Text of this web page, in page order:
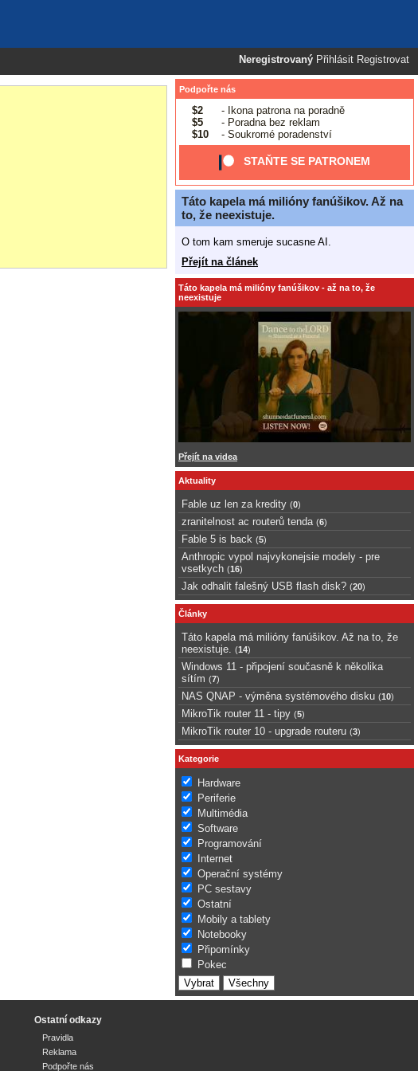
Neregistrovaný Přihlásit Registrovat
Podpořte nás
$2
- Ikona patrona na poradně
$5
- Poradna bez reklam
$10
- Soukromé poradenství
STAŇTE SE PATRONEM
Táto kapela má milióny fanúšikov. Až na
to, že neexistuje.
O tom kam smeruje sucasne AI.
Přejít na článek
Táto kapela má milióny fanúšikov - až na to, že
neexistuje
Přejít na videa
Aktuality
Fable uz len za kredity (0)
zranitelnost ac routerů tenda (6)
Fable 5 is back (5)
Anthropic vypol najvykonejsie modely - pre
vsetkych (16)
Jak odhalit falešný USB flash disk? (20)
Články
Táto kapela má milióny fanúšikov. Až na to, že
neexistuje.
(14)
Windows 11 - připojení současně k několika
sítím (7)
NAS QNAP - výměna systémového disku (10)
MikroTik router 11 - tipy (5)
MikroTik router 10 - upgrade routeru (3)
Kategorie
Hardware
Periferie
Multimédia
Software
Programování
Internet
Operační systémy
PC sestavy
Ostatní
Mobily a tablety
Notebooky
Připomínky
Pokec
Ostatní odkazy
Pravidla
Reklama
Podpořte nás